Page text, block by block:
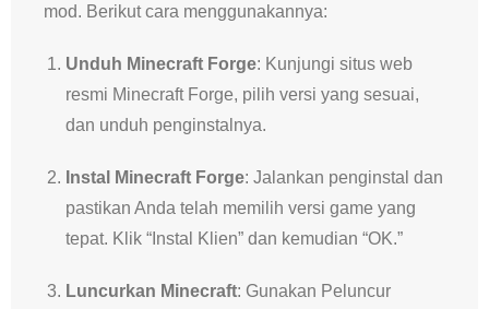
mod. Berikut cara menggunakannya:
Unduh Minecraft Forge: Kunjungi situs web
resmi Minecraft Forge, pilih versi yang sesuai,
dan unduh penginstalnya.
Instal Minecraft Forge: Jalankan penginstal dan
pastikan Anda telah memilih versi game yang
tepat. Klik “Instal Klien” dan kemudian “OK.”
Luncurkan Minecraft: Gunakan Peluncur